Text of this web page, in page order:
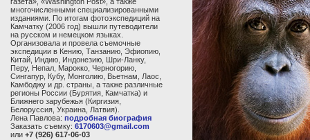
многочисленными специализированными
изданиями. По итогам фотоэкспедиций на
Камчатку (2006 год) вышли путеводители
на русском и немецком языках.
Организовала и провела съемочные
экспедиции в Кению, Танзанию, Эфиопию,
Китай, Индию, Индонезию, Шри-Ланку,
Перу, Непал, Марокко, Черногорию,
Сингапур, Кубу, Монголию, Вьетнам, Лаос,
Камбоджу и др. страны, а также различные
регионы России (Бурятия, Камчатка) и
Ближнего зарубежья (Киргизия,
Белоруссия, Украина, Латвия).
Лена Павлова: подробная биография
Заказать съемку: 6170603@gmail.com
или +7 (926) 617-06-03